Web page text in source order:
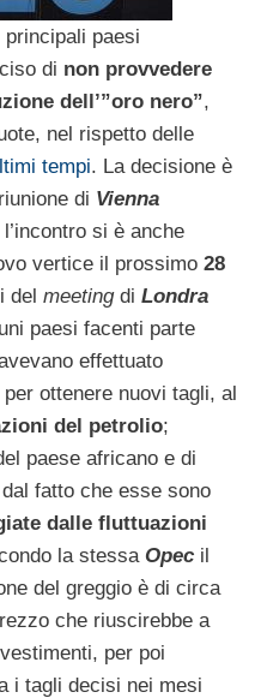
principali paesi
di non provvedere
dell’”oro nero”,
nel rispetto delle
tempi. La decisione è
di Vienna
si è anche
vertice il prossimo 28
del meetingdi Londra
paesi facenti parte
effettuato
ottenere nuovi tagli, al
del petrolio;
paese africano e di
fatto che esse sono
dalle fluttuazioni
la stessa Opec il
del greggio è di circa
che riuscirebbe a
per poi
i tagli decisi nei mesi